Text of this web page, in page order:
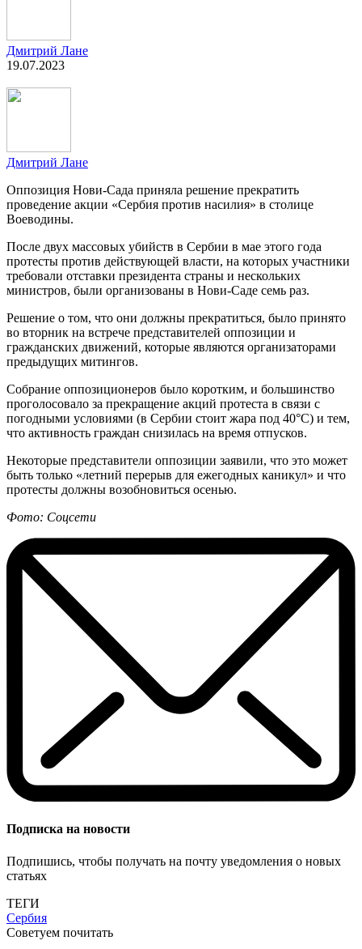
Дмитрий Лане
19.07.2023
Дмитрий Лане
Оппозиция Нови-Сада приняла решение прекратить
проведение акции «Сербия против насилия» в столице
Воеводины.
После двух массовых убийств в Сербии в мае этого года
протесты против действующей власти, на которых участники
требовали отставки президента страны и нескольких
министров, были организованы в Нови-Саде семь раз.
Решение о том, что они должны прекратиться, было принято
во вторник на встрече представителей оппозиции и
гражданских движений, которые являются организаторами
предыдущих митингов.
Собрание оппозиционеров было коротким, и большинство
проголосовало за прекращение акций протеста в связи с
погодными условиями (в Сербии стоит жара под 40°С) и тем,
что активность граждан снизилась на время отпусков.
Некоторые представители оппозиции заявили, что это может
быть только «летний перерыв для ежегодных каникул» и что
протесты должны возобновиться осенью.
Фото: Соцсети
Подписка на новости
Подпишись, чтобы получать на почту уведомления о новых
статьях
ТЕГИ
Сербия
Советуем почитать